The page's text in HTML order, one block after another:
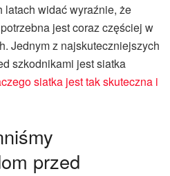
latach widać wyraźnie, że
jest coraz częściej w
Jednym z najskuteczniejszych
szkodnikami jest siatka
siatka jest tak skuteczna i
przed